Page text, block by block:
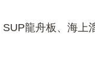
龍舟板、海上